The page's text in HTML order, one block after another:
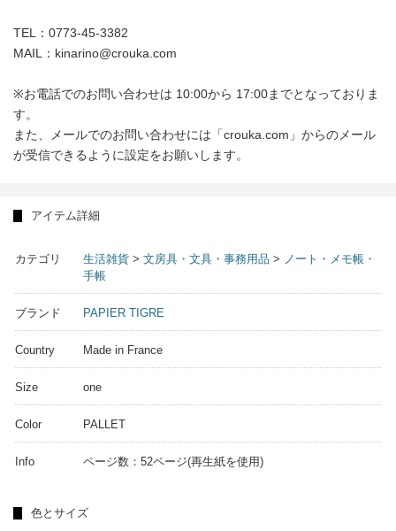
TEL：0773-45-3382
MAIL：kinarino@crouka.com
※お電話でのお問い合わせは 10:00から 17:00までとなっておりま
す。
また、メールでのお問い合わせには「crouka.com」からのメール
が受信できるように設定をお願いします。
アイテム詳細
カテゴリ 生活雑貨 > 文房具・文具・事務用品 > ノート・メモ帳・
手帳
ブランド PAPIER TIGRE
Country Made in France
Size one
Color PALLET
Info ページ数：52ページ(再生紙を使用)
色とサイズ